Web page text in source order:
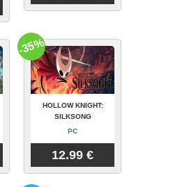
HOLLOW KNIGHT:
SILKSONG
PC
12.99 €
-35%